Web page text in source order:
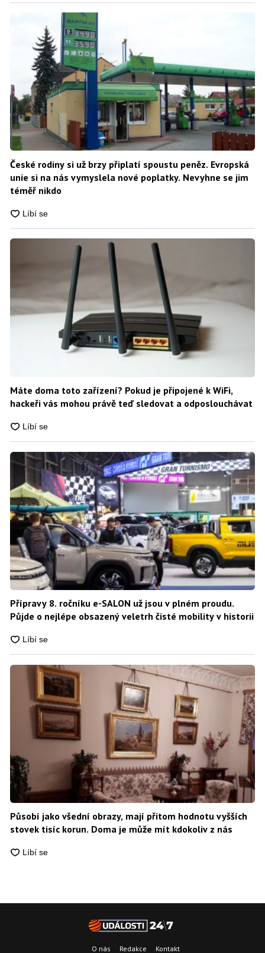
České rodiny si už brzy připlatí spoustu peněz. Evropská
unie si na nás vymyslela nové poplatky. Nevyhne se jim
téměř nikdo
Máte doma toto zařízení? Pokud je připojené k WiFi,
hackeři vás mohou právě teď sledovat a odposlouchávat
Přípravy 8. ročníku e-SALON už jsou v plném proudu.
Půjde o nejlépe obsazený veletrh čisté mobility v historii
Působí jako všední obrazy, mají přitom hodnotu vyšších
stovek tisíc korun. Doma je může mít kdokoliv z nás
O nás Redakce Kontakt